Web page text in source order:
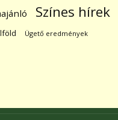
Színes hírek
Ügető eredmények